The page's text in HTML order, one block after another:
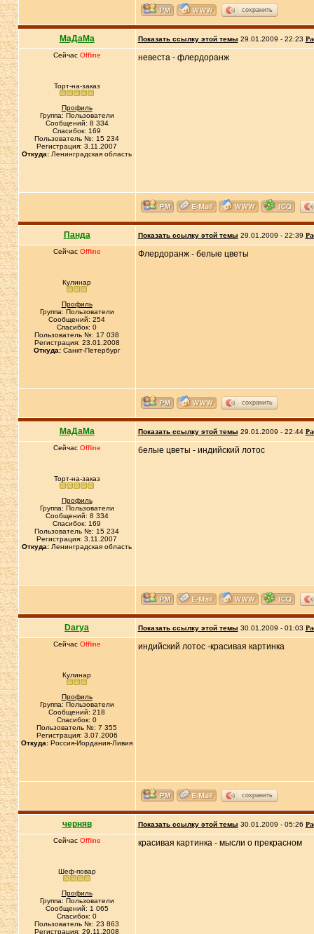
сохранить
МаДаМа Показать ссылку этой темы 29.01.2009 - 22:23
Сейчас Offline
Торт-на-заказ
Профиль
Группа: Пользователи
Сообщений: 8 334
Спасибок: 169
Пользователь №: 15 234
Регистрация: 3.11.2007
Откуда: Ленинградская область
невеста - флердоранж
Панда Показать ссылку этой темы 29.01.2009 - 22:39
Сейчас Offline
Кулинар
Профиль
Группа: Пользователи
Сообщений: 254
Спасибок: 0
Пользователь №: 17 038
Регистрация: 23.01.2008
Откуда:Санкт-Петербург
Флердоранж - белые цветы
сохранить
МаДаМа Показать ссылку этой темы 29.01.2009 - 22:44
Сейчас Offline
Торт-на-заказ
Профиль
Группа: Пользователи
Сообщений: 8 334
Спасибок: 169
Пользователь №: 15 234
Регистрация: 3.11.2007
Откуда: Ленинградская область
белые цветы - индийский лотос
Darya Показать ссылку этой темы 30.01.2009 - 01:03
Сейчас Offline
Кулинар
Профиль
Группа: Пользователи
Сообщений: 218
Спасибок: 0
Пользователь №: 7 355
Регистрация: 3.07.2006
Откуда: Россия-Иордания-Ливия
индийский лотос -красивая картинка
сохранить
черняв Показать ссылку этой темы 30.01.2009 - 05:26
Сейчас Offline
Шеф-повар
Профиль
Группа: Пользователи
Сообщений: 1 065
Спасибок: 0
Пользователь №: 23 863
Регистрация: 29.11.2008
красивая картинка - мысли о прекрасном